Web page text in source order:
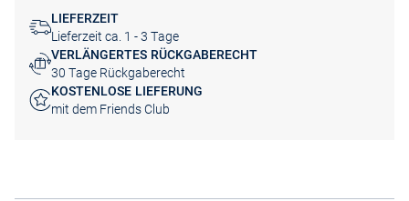
LIEFERZEIT
Lieferzeit ca. 1 - 3 Tage
VERLÄNGERTES RÜCKGABERECHT
30 Tage Rückgaberecht
KOSTENLOSE LIEFERUNG
mit dem Friends Club